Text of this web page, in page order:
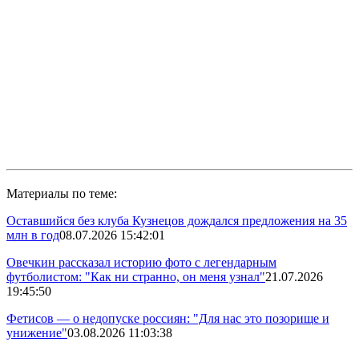
Материалы по теме:
Оставшийся без клуба Кузнецов дождался предложения на 35
млн в год08.07.2026 15:42:01
Овечкин рассказал историю фото с легендарным
футболистом: "Как ни странно, он меня узнал"21.07.2026
19:45:50
Фетисов — о недопуске россиян: "Для нас это позорище и
унижение"03.08.2026 11:03:38